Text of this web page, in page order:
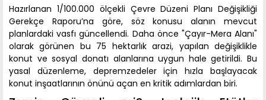
Hazırlanan 1/100.000 ölçekli Çevre Düzeni Planı Değişikliği
Gerekçe Raporu’na göre, söz konusu alanın mevcut
planlardaki vasfı güncellendi. Daha önce "Çayır-Mera Alanı"
olarak görünen bu 75 hektarlık arazi, yapılan değişiklikle
konut ve sosyal donatı alanlarına uygun hale getirildi. Bu
yasal düzenleme, depremzedeler için hızla başlayacak
konut inşaatlarının önünü açan en kritik adımlardan biri.